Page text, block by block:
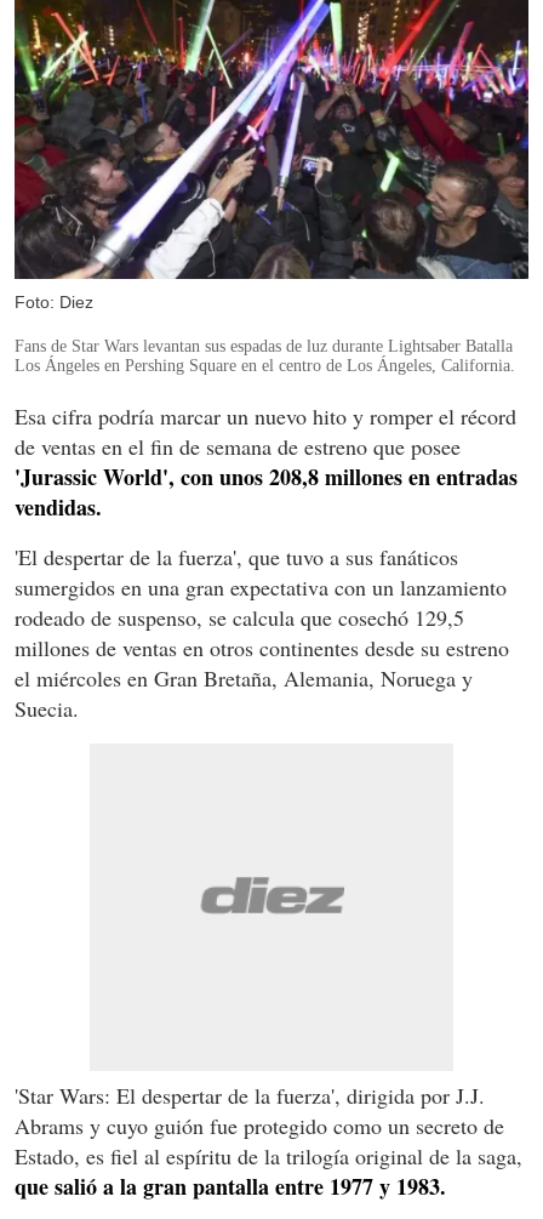
Foto: Diez
Fans de Star Wars levantan sus espadas de luz durante Lightsaber Batalla
Los Ángeles en Pershing Square en el centro de Los Ángeles , California
Esa cifra podría marcar un nuevo hito y romper el récord
de ventas en el fin de semana de estreno que posee
'Jurassic World', con unos 208,8 millones en entradas
vendidas.
'El despertar de la fuerza', que tuvo a sus fanáticos
sumergidos en una gran expectativa con un lanzamiento
rodeado de suspenso, se calcula que cosechó 129,5
millones de ventas en otros continentes desde su estreno
el miércoles en Gran Bretaña, Alemania, Noruega y
Suecia.
'Star Wars: El despertar de la fuerza', dirigida por J.J.
Abrams y cuyo guión fue protegido como un secreto de
Estado, es fiel al espíritu de la trilogía original de la saga,
que salió a la gran pantalla entre 1977 y 1983.